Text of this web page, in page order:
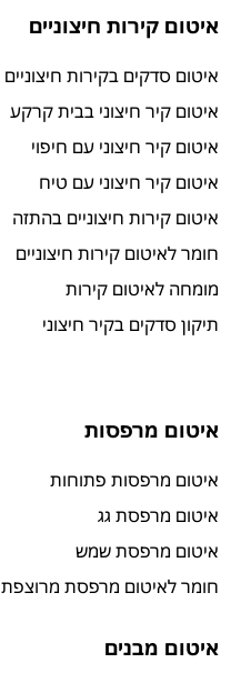
איטום קירות חיצוניים
איטום סדקים בקירות חיצוניים
איטום קיר חיצוני בבית קרקע
איטום קיר חיצוני עם חיפוי
איטום קיר חיצוני עם טיח
איטום קירות חיצוניים בהתזה
חומר לאיטום קירות חיצוניים
מומחה לאיטום קירות
תיקון סדקים בקיר חיצוני
איטום מרפסות
איטום מרפסות פתוחות
איטום מרפסת גג
איטום מרפסת שמש
חומר לאיטום מרפסת מרוצפת
איטום מבנים